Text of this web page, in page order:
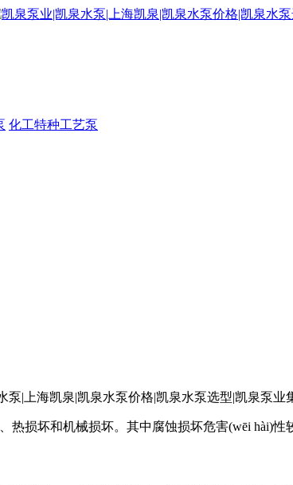
化工特种工艺泵
坏和机械损坏。其中腐蚀损坏危害(wēi hài)性